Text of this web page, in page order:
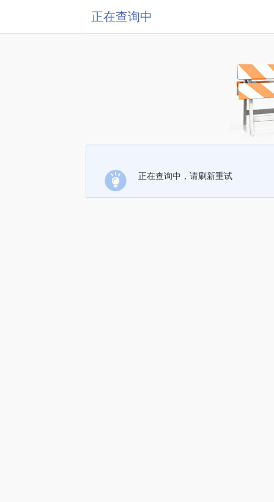
正在查询中
正在查询中，请刷新重试